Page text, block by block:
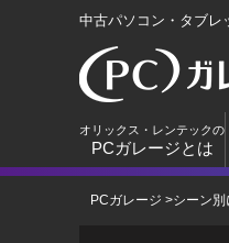
中古パソコン・タブレ
オリックス・レンテックの
PCガレージとは
PCガレージ >シーン